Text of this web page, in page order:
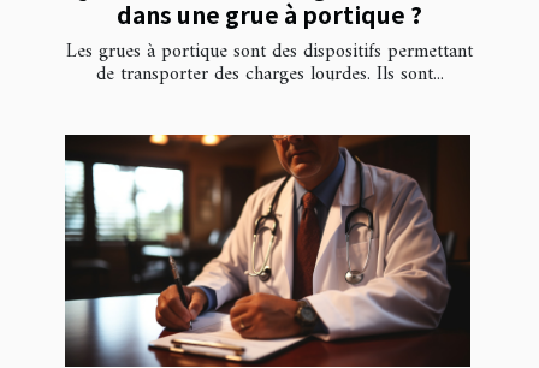
dans une grue à portique ?
Les grues à portique sont des dispositifs permettant
de transporter des charges lourdes. Ils sont...